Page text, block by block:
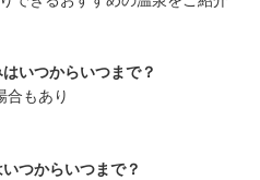
いつからいつまで？
合もあり
つからいつまで？